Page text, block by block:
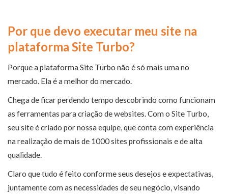
Por que devo executar meu site na
plataforma Site Turbo?
Porque a plataforma Site Turbo não é só mais uma no
mercado. Ela é a melhor do mercado.
Chega de ficar perdendo tempo descobrindo como funcionam
as ferramentas para criação de websites. Com o Site Turbo,
seu site é criado por nossa equipe, que conta com experiência
na realização de mais de 1000 sites profissionais e de alta
qualidade.
Claro que tudo é feito conforme seus desejos e expectativas,
juntamente com as necessidades de seu negócio, visando